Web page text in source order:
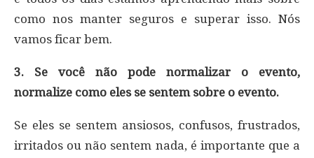
como nos manter seguros e superar isso. Nós
vamos ficar bem.
3. Se você não pode normalizar o evento,
normalize como eles se sentem sobre o evento.
Se eles se sentem ansiosos, confusos, frustrados,
irritados ou não sentem nada, é importante que a